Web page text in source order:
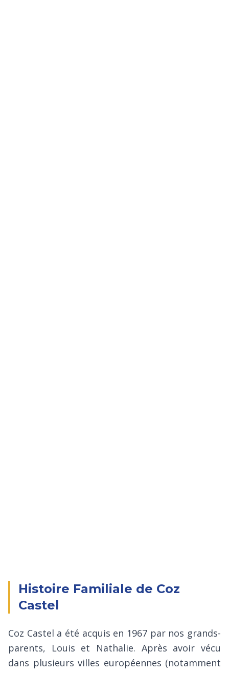
Histoire Familiale de Coz
Castel
Coz Castel a été acquis en 1967 par nos grands-
parents, Louis et Nathalie. Après avoir vécu
dans plusieurs villes européennes (notamment